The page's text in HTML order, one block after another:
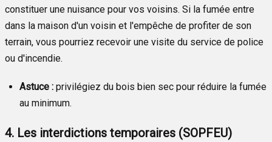
constituer une nuisance pour vos voisins. Si la fumée entre
dans la maison d'un voisin et l'empêche de profiter de son
terrain, vous pourriez recevoir une visite du service de police
ou d'incendie.
Astuce : privilégiez du bois bien sec pour réduire la fumée
au minimum.
4. Les interdictions temporaires (SOPFEU)